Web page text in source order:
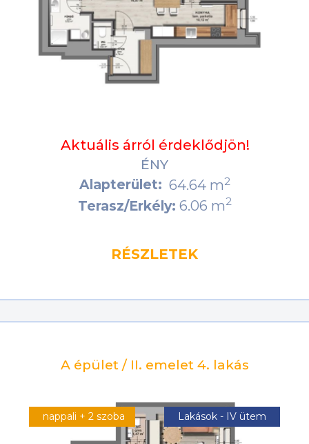
Aktuális árról érdeklődjön!
ÉNY
Alapterület: 64.64 m2
Terasz/Erkély: 6.06 m2
RÉSZLETEK
A épület / II. emelet 4. lakás
nappali + 2 szoba Lakások - IV ütem